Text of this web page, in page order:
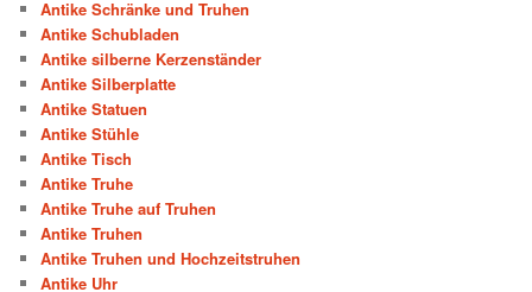
Antike Schränke und Truhen
Antike Schubladen
Antike silberne Kerzenständer
Antike Silberplatte
Antike Statuen
Antike Stühle
Antike Tisch
Antike Truhe
Antike Truhe auf Truhen
Antike Truhen
Antike Truhen und Hochzeitstruhen
Antike Uhr